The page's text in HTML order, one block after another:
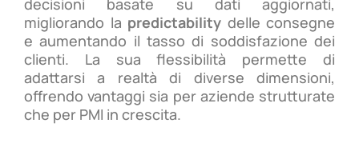
decisioni basate su dati aggiornati,
migliorando la predictability delle consegne
e aumentando il tasso di soddisfazione dei
clienti. La sua flessibilità permette di
adattarsi a realtà di diverse dimensioni,
offrendo vantaggi sia per aziende strutturate
che per PMI in crescita.